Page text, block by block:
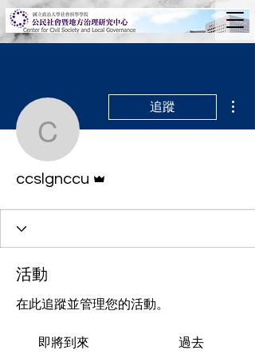
ccslgnccu
追蹤
ccslgnccu
活動
在此追蹤並管理您的活動。
即將到來 過去